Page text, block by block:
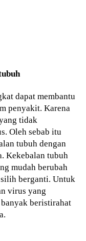
dapat membantu
penyakit. Karena
tidak
Oleh sebab itu
tubuh dengan
Kekebalan tubuh
mudah berubah
silih berganti. Untuk
virus yang
beristirahat